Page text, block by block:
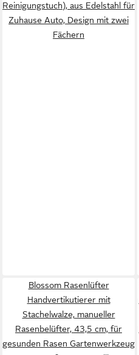
Reinigungstuch), aus Edelstahl für
Zuhause Auto, Design mit zwei
Fächern
Blossom Rasenlüfter
Handvertikutierer mit
Stachelwalze, manueller
Rasenbelüfter, 43,5 cm, für
gesunden Rasen Gartenwerkzeug